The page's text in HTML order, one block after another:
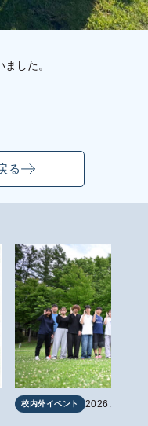
した。
る
校内外イベント 2026.07.14